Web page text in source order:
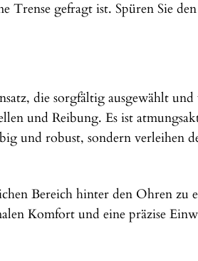
gefragt ist. Spüren Sie
die sorgfältig ausgewählt
und Reibung. Es ist
und robust, sondern verleihen
Bereich hinter den Ohren zu
Komfort und eine präzise